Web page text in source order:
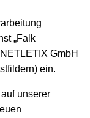
„Falk
GmbH
ein.
unserer